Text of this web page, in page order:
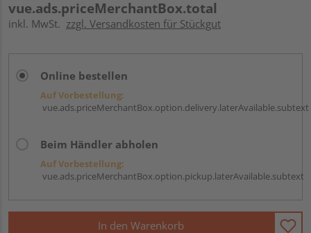
vue.ads.priceMerchantBox.total
inkl. MwSt. zzgl. Versandkosten für Stückgut
Online bestellen
Auf Vorbestellung:
vue.ads.priceMerchantBox.option.delivery.laterAvailable.subtext
Beim Händler abholen
Auf Vorbestellung:
vue.ads.priceMerchantBox.option.pickup.laterAvailable.subtext
In den Warenkorb